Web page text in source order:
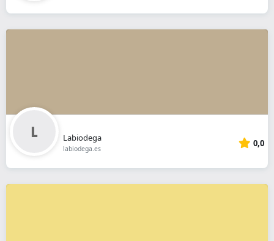
Labiodega
labiodega.es 0,0